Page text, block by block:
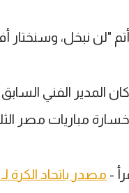
"لن نبخل، وسنختار
المدير الفني
مباريات مصر
- مصدر باتحاد